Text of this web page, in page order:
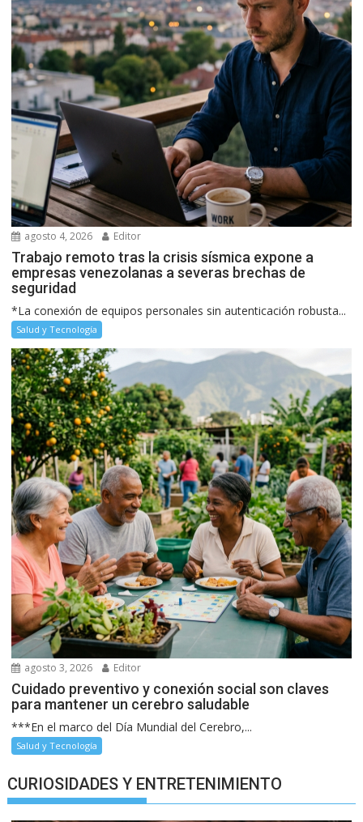
agosto 4, 2026 Editor
Trabajo remoto tras la crisis sísmica expone a
empresas venezolanas a severas brechas de
seguridad
*La conexión de equipos personales sin autenticación robusta...
Salud y Tecnología
agosto 3, 2026 Editor
Cuidado preventivo y conexión social son claves
para mantener un cerebro saludable
***En el marco del Día Mundial del Cerebro,...
Salud y Tecnología
CURIOSIDADES Y ENTRETENIMIENTO